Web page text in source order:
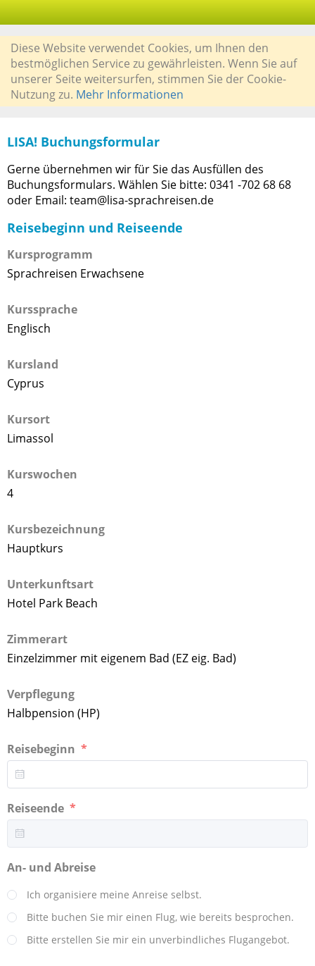
Diese Website verwendet Cookies, um Ihnen den
bestmöglichen Service zu gewährleisten. Wenn Sie auf
unserer Seite weitersurfen, stimmen Sie der Cookie-
Nutzung zu. Mehr Informationen
LISA! Buchungsformular
Gerne übernehmen wir für Sie das Ausfüllen des
Buchungsformulars. Wählen Sie bitte: 0341 -702 68 68
oder Email: team@lisa-sprachreisen.de
Reisebeginn und Reiseende
Kursprogramm
Sprachreisen Erwachsene
Kurssprache
Englisch
Kursland
Cyprus
Kursort
Limassol
Kurswochen
4
Kursbezeichnung
Hauptkurs
Unterkunftsart
Hotel Park Beach
Zimmerart
Einzelzimmer mit eigenem Bad (EZ eig. Bad)
Verpflegung
Halbpension (HP)
Reisebeginn
Reiseende
An- und Abreise
Ich organisiere meine Anreise selbst.
Bitte buchen Sie mir einen Flug, wie bereits besprochen.
Bitte erstellen Sie mir ein unverbindliches Flugangebot.